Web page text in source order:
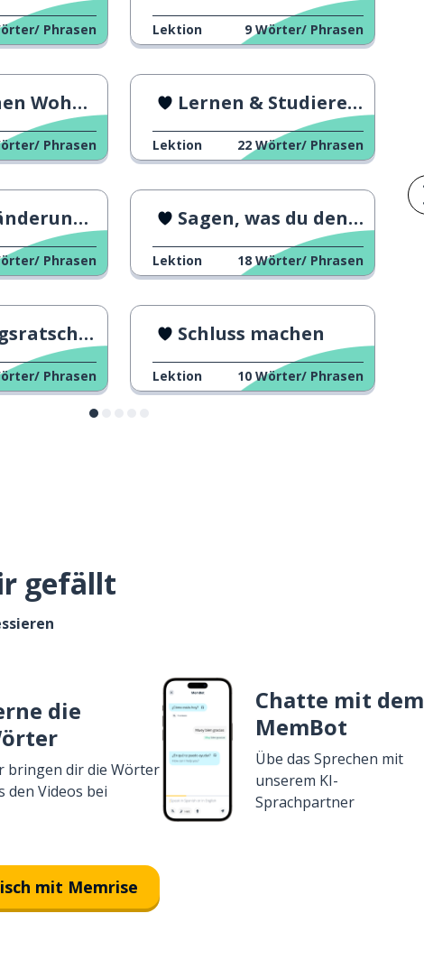
Phrasen Lektion 9 Wörter/ Phrasen
reden
Phrasen
Lernen & Studieren 2
Lektion 22 Wörter/ Phrasen
reden
Phrasen
Sagen, was du denkst 3
Lektion 18 Wörter/ Phrasen
Phrasen
Schluss machen
Lektion 10 Wörter/ Phrasen
gefällt
die
bringen dir die Wörter
den Videos bei
Chatte mit dem
MemBot
Übe das Sprechen mit
unserem KI-
Sprachpartner
mit Memrise